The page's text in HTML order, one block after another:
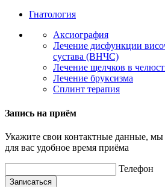
Гнатология
Аксиография
Лечение дисфункции
сустава (ВНЧС)
Лечение щелчков в
Лечение бруксизма
Сплинт терапия
Запись на приём
Укажите свои контактные данные,
для вас удобное время приёма
Телефон
Записаться